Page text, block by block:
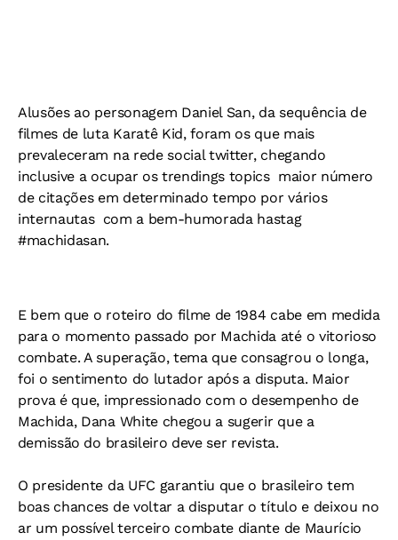
Alusões ao personagem Daniel San, da sequência de
filmes de luta Karatê Kid, foram os que mais
prevaleceram na rede social twitter, chegando
inclusive a ocupar os trendings topics  maior número
de citações em determinado tempo por vários
internautas  com a bem-humorada hastag
#machidasan.
E bem que o roteiro do filme de 1984 cabe em medida
para o momento passado por Machida até o vitorioso
combate. A superação, tema que consagrou o longa,
foi o sentimento do lutador após a disputa. Maior
prova é que, impressionado com o desempenho de
Machida, Dana White chegou a sugerir que a
demissão do brasileiro deve ser revista.
O presidente da UFC garantiu que o brasileiro tem
boas chances de voltar a disputar o título e deixou no
ar um possível terceiro combate diante de Maurício